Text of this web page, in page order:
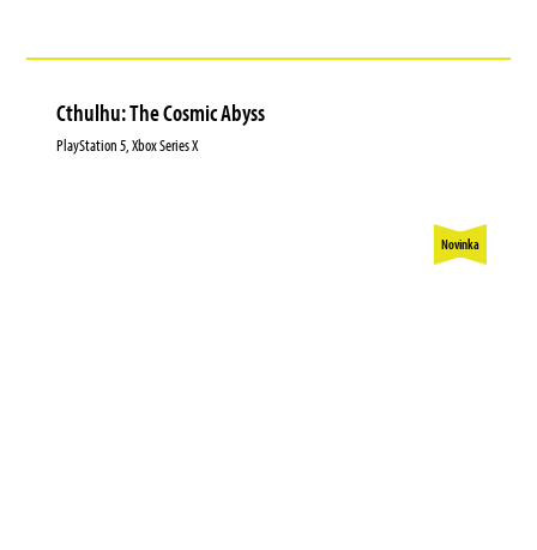
Cthulhu: The Cosmic Abyss
PlayStation 5, Xbox Series X
Novinka